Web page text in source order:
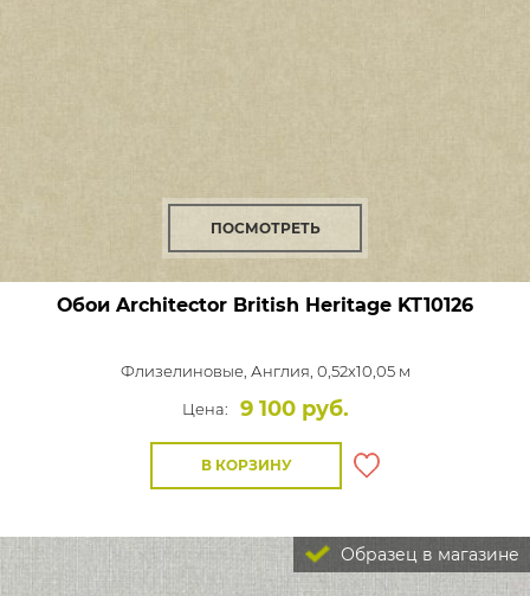
ПОСМОТРЕТЬ
Обои Architector British Heritage KT10126
Флизелиновые, Англия, 0,52x10,05 м
Цена:
9 100 руб.
В КОРЗИНУ
Образец в магазине